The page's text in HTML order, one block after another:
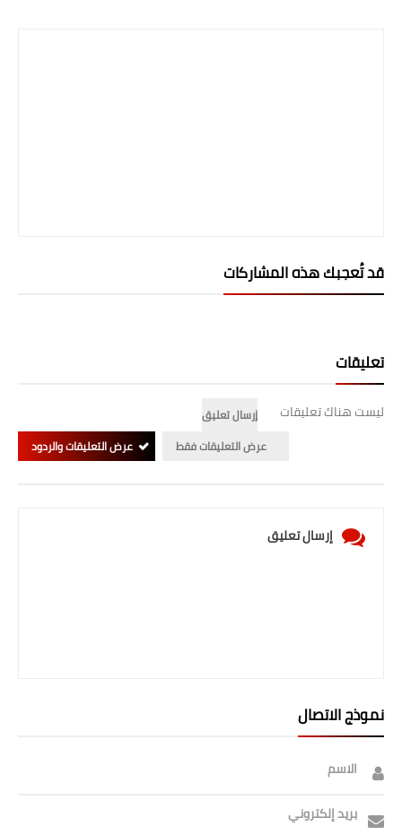
قد تُعجبك هذه المشاركات
تعليقات
ليست هناك تعليقات
إرسال تعليق
عرض التعليقات فقط
عرض التعليقات والردود
إرسال تعليق
نموذج الاتصال
الاسم
بريد إلكتروني